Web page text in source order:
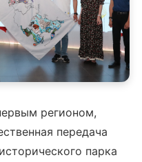
регионом,
передача
парка